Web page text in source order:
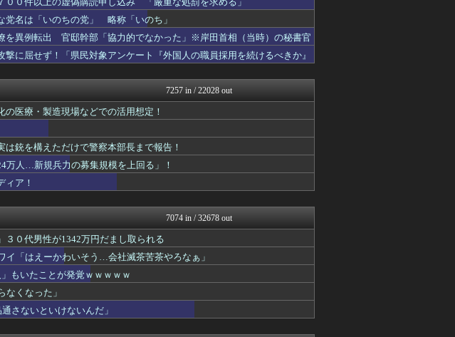
に陥る
かせまと！
理想ちゃんねる
模施設でガス供給設備...
おーるじゃんる
」
にゅーすアルー！
虚偽購読申し込み 「厳...
もえるあじあ(･∀･)
ｗｗｗｗｗｗｗｗ...
watch＠２ちゃんねる
痛いニュース(ﾉ∀`)
ｗｗｗ
オレ的ゲーム速報＠刃
ット総ツッコミ
打倒するぞー！」
日本第一！ニュース録
けで警察本部長まで報...
軍事・ミリタリー速報☆彡
た女性 無茶苦茶やって...
かせまと！
ｗｗｗｗｗｗｗ」
まとめたニュース
NEWSまとめもりー｜2c...
ザーがドン引き、Ub...
U-1 NEWS.
水風呂に入っても体内...
政経ワロスまとめニュース♪
入しAIを従...
ニュース30over
の名前も刻印ｗｗｗ...
watch＠２ちゃんねる
ないんだ」
投資ちゃんねる
ぐだけで35秒ごと...
「注文で欲求が満たさ...
オレ的ゲーム速報＠刃
党名は「いのちの党」 略称「いのち」
を異例転出 官邸幹部「協力的でなかった」※岸田首相（当時）の秘書官
撃に屈せず！「県民対象アンケート『外国人の職員採用を続けるべきか』
7257 in / 22028 out
医療・製造現場などでの活用想定！
銃を構えただけで警察本部長まで報告！
万人…新規兵力の募集規模を上回る」！
ィア！
7074 in / 32678 out
０代男性が1342万円だまし取られる
「はえーかわいそう…会社滅茶苦茶やろなぁ」
もいたことが発覚ｗｗｗｗｗ
なくなった」
さないといけないんだ」